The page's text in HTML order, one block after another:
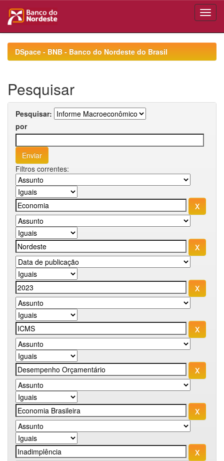
navigationDSpace - BNB - Banco do Nordeste do Brasil
Pesquisar
Pesquisar:
por
Filtros correntes: